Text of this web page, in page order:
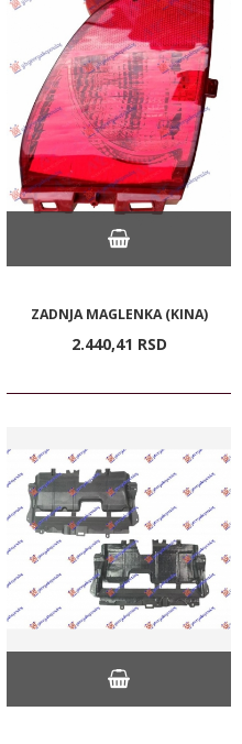
ZADNJA MAGLENKA (KINA)
2.440,41 RSD